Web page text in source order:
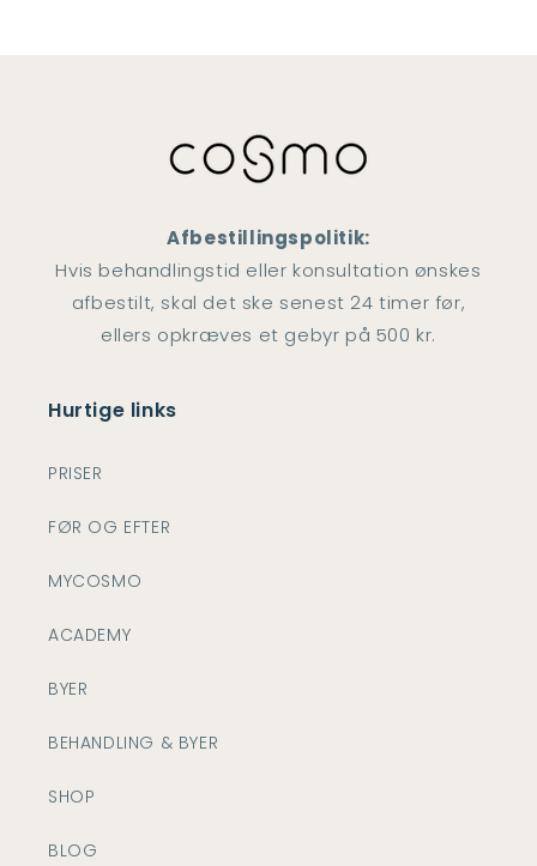
Afbestillingspolitik:
Hvis behandlingstid eller konsultation ønskes
afbestilt, skal det ske senest 24 timer før,
ellers opkræves et gebyr på 500 kr.
Hurtige links
PRISER
FØR OG EFTER
MYCOSMO
ACADEMY
BYER
BEHANDLING & BYER
SHOP
BLOG